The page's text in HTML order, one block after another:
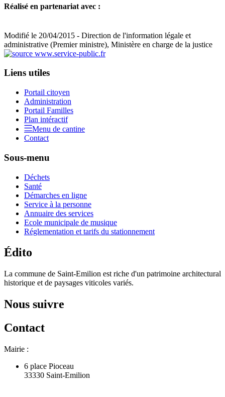
Réalisé en partenariat avec :
Modifié le 20/04/2015 - Direction de l'information légale et
administrative (Premier ministre), Ministère en charge de la justice
Liens utiles
Portail citoyen
Administration
Portail Familles
Plan intéractif
Menu de cantine
Contact
Sous-menu
Déchets
Santé
Démarches en ligne
Service à la personne
Annuaire des services
Ecole municipale de musique
Réglementation et tarifs du stationnement
Édito
La commune de Saint-Emilion est riche d'un patrimoine architectural
historique et de paysages viticoles variés.
Nous suivre
Contact
Mairie :
6 place Pioceau
33330 Saint-Emilion